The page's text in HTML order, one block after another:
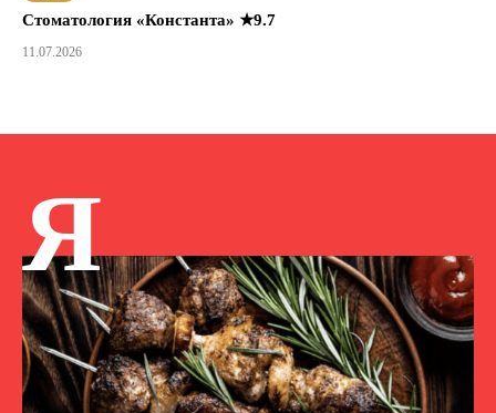
Стоматология «Константа» ★9.7
11.07.2026
Я